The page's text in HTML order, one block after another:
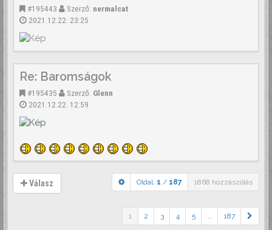
#195443 Szerző: nermalcat
2021.12.22. 23:25
Re: Baromságok
#195435 Szerző: Glenn
2021.12.22. 12:59
Válasz Oldal: 1 / 187 1868 hozzászólás
1 2 3 4 5 187